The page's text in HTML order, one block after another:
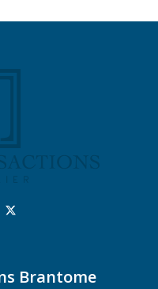
Brantome